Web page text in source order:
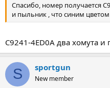
Спасибо, номер получается
и пыльник , что синим
C9241-4ED0A два хомута
S sportgun
New member